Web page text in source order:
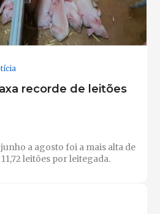
recorde de leitões
a agosto foi a mais alta de
leitões por leitegada.